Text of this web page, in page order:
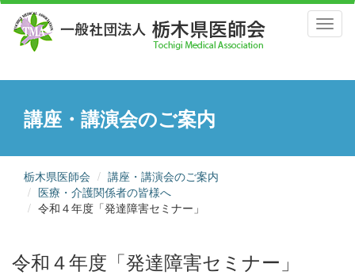
講座・講演会のご案内
栃木県医師会
講座・講演会のご案内
医療・介護関係者の皆様へ
令和４年度「発達障害セミナー」
令和４年度「発達障害セミナー」